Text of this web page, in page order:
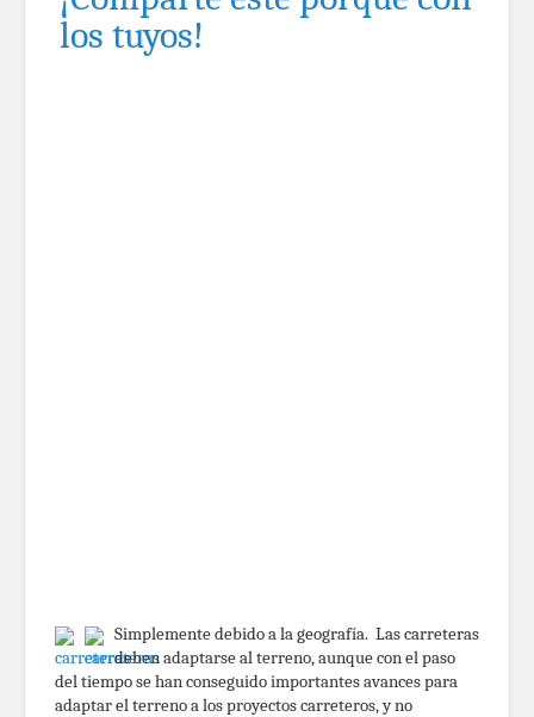
los tuyos!
Simplemente debido a la geografía. Las carreteras
deben adaptarse al terreno, aunque con el paso
del tiempo se han conseguido importantes avances para
adaptar el terreno a los proyectos carreteros, y no